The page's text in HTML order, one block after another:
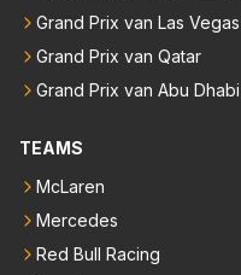
Grand Prix van Las Vegas
Grand Prix van Qatar
Grand Prix van Abu Dhabi
TEAMS
McLaren
Mercedes
Red Bull Racing